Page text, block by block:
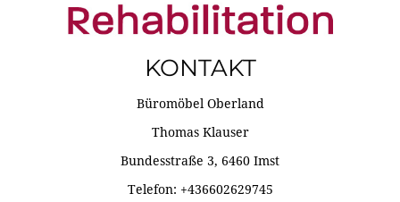
KONTAKT
Büromöbel Oberland
Thomas Klauser
Bundesstraße 3, 6460 Imst
Telefon: +436602629745